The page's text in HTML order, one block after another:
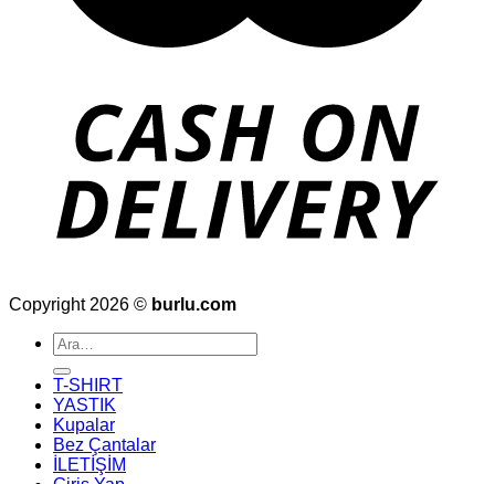
Copyright 2026 © burlu.com
Ara:
T-SHIRT
YASTIK
Kupalar
Bez Çantalar
İLETİŞİM